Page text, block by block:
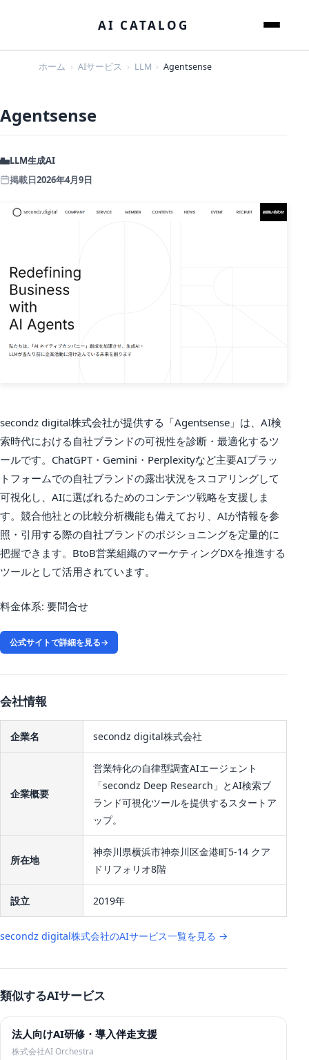
AI CATALOG メニュー
ホーム AIサービス LLM Agentsense
Agentsense
LLM生成AI
掲載日2026年4月9日
secondz digital株式会社が提供する「Agentsense」は、AI検
索時代における自社ブランドの可視性を診断・最適化するツ
ールです。ChatGPT・Gemini・Perplexityなど主要AIプラッ
トフォームでの自社ブランドの露出状況をスコアリングして
可視化し、AIに選ばれるためのコンテンツ戦略を支援しま
す。競合他社との比較分析機能も備えており、AIが情報を参
照・引用する際の自社ブランドのポジショニングを定量的に
把握できます。BtoB営業組織のマーケティングDXを推進する
ツールとして活用されています。
料金体系: 要問合せ
公式サイトで詳細を見る→
会社情報
企業名 secondz digital株式会社
企業概要
営業特化の自律型調査AIエージェント
「secondz Deep Research」とAI検索ブ
ランド可視化ツールを提供するスタートア
ップ。
所在地
神奈川県横浜市神奈川区金港町5-14 クア
ドリフォリオ8階
設立 2019年
secondz digital株式会社のAIサービス一覧を見る →
類似するAIサービス
法人向けAI研修・導入伴走支援
株式会社AI Orchestra